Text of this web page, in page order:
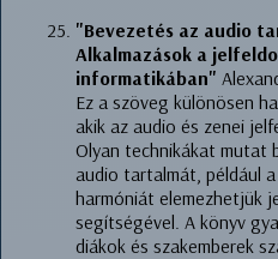
"Bevezetés az audio
Alkalmazások a
informatikában"
Ez a szöveg különösen
akik az audio és zenei
Olyan technikákat mutat
audio tartalmát, például
harmóniát elemezhetjük
segítségével. A könyv
diákok és szakemberek